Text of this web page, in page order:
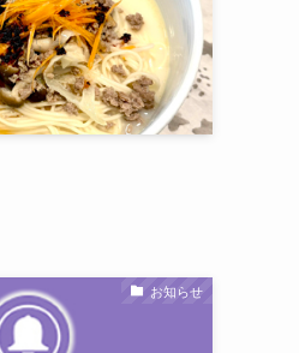
お知らせ